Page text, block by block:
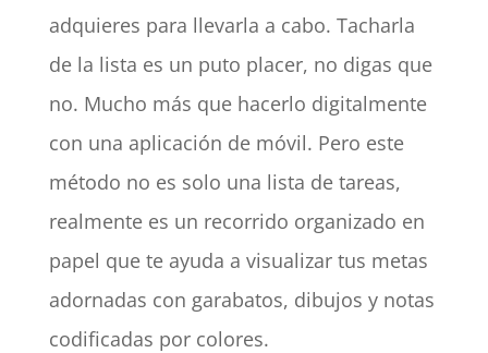
adquieres para llevarla a cabo. Tacharla
de la lista es un puto placer, no digas que
no. Mucho más que hacerlo digitalmente
con una aplicación de móvil. Pero este
método no es solo una lista de tareas,
realmente es un recorrido organizado en
papel que te ayuda a visualizar tus metas
adornadas con garabatos, dibujos y notas
codificadas por colores.